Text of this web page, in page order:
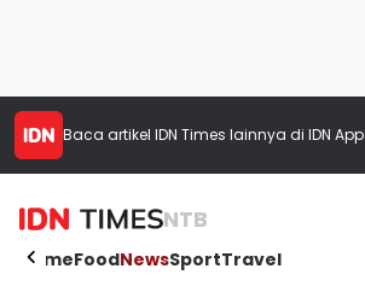
Baca artikel IDN Times lainnya di IDN App
NTB
HomeFoodNewsSportTravel